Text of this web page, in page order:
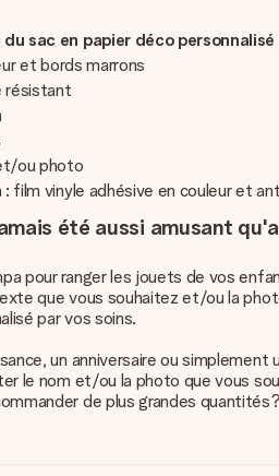
sac en papier déco personnalisé
et bords marrons
résistant
ou photo
film vinyle adhésive en couleur et
été aussi amusant
pour ranger les jouets de vos
que vous souhaitez et/ou la
par vos soins.
un anniversaire ou
le nom et/ou la photo que vous
de plus grandes